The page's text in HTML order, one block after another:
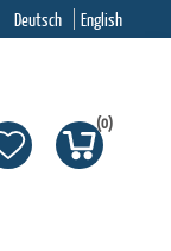
Deutsch English
(0)